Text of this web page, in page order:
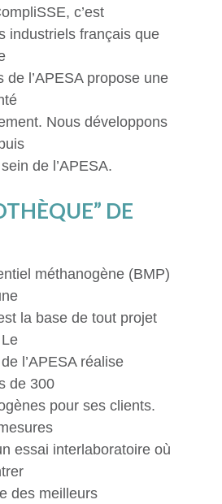
c’est
industriels français que
de l’APESA propose une
Nous développons
de l’APESA.
DE
méthanogène (BMP)
la base de tout projet
l’APESA réalise
de 300
pour ses clients.
essai interlaboratoire où
des meilleurs